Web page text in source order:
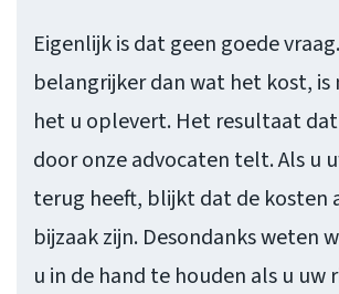
Eigenlijk is dat geen goede
belangrijker dan wat het kost,
het u oplevert. Het resultaat
door onze advocaten telt. Als u
terug heeft, blijkt dat de kosten
bijzaak zijn. Desondanks weten
u in de hand te houden als u uw